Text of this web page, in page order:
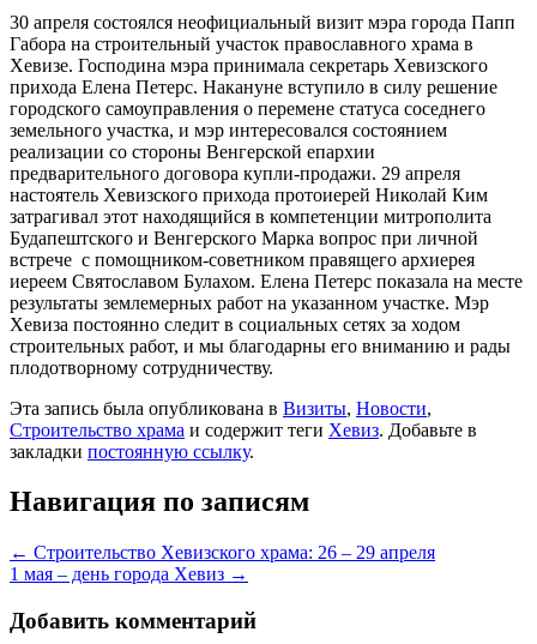
30 апреля состоялся неофициальный визит мэра города Папп
Габора на строительный участок православного храма в
Хевизе. Господина мэра принимала секретарь Хевизского
прихода Елена Петерс. Накануне вступило в силу решение
городского самоуправления о перемене статуса соседнего
земельного участка, и мэр интересовался состоянием
реализации со стороны Венгерской епархии
предварительного договора купли-продажи. 29 апреля
настоятель Хевизского прихода протоиерей Николай Ким
затрагивал этот находящийся в компетенции митрополита
Будапештского и Венгерского Марка вопрос при личной
встрече с помощником-советником правящего архиерея
иереем Святославом Булахом. Елена Петерс показала на месте
результаты землемерных работ на указанном участке. Мэр
Хевиза постоянно следит в социальных сетях за ходом
строительных работ, и мы благодарны его вниманию и рады
плодотворному сотрудничеству.
Эта запись была опубликована в Визиты, Новости,
Строительство храма и содержит теги Хевиз. Добавьте в
закладки постоянную ссылку.
Навигация по записям
← Строительство Хевизского храма: 26 – 29 апреля
1 мая – день города Хевиз →
Добавить комментарий